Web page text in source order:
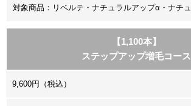
対象商品：リベルテ・ナチュラルアップα・ナチ
【1,100本】
ステップアップ増毛コース
9,600円（税込）